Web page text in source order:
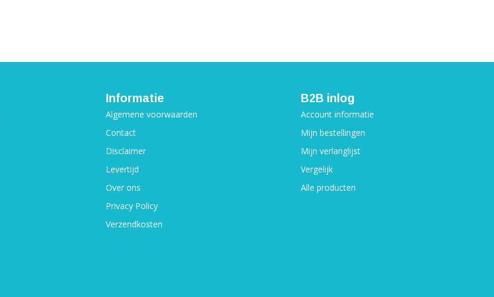
Informatie
Algemene voorwaarden
Contact
Disclaimer
Levertijd
Over ons
Privacy Policy
Verzendkosten
B2B inlog
Account informatie
Mijn bestellingen
Mijn verlanglijst
Vergelijk
Alle producten